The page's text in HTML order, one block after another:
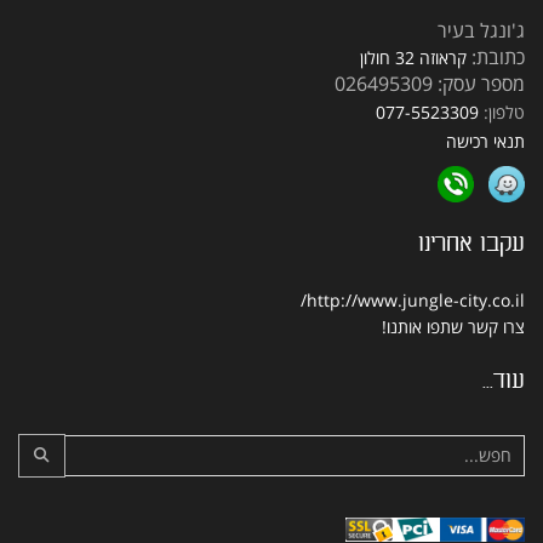
ג'ונגל בעיר
כתובת: קראוזה 32 חולון
מספר עסק: 026495309
טלפון: 077-5523309
תנאי רכישה
עקבו אחרינו
http://www.jungle-city.co.il/
צרו קשר שתפו אותנו!
עוד...